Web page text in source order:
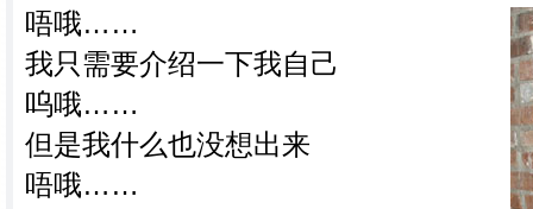
唔哦……
我只需要介绍一下我自己
呜哦……
但是我什么也没想出来
唔哦……